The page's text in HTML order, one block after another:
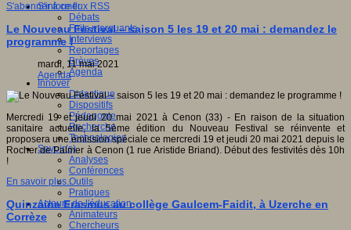
S'informer
Débats
Faits marquants
Interviews
Reportages
Brèves
Agenda
Innover
Didactique
Dispositifs
Pédagogie
Recherche
Technologies
Savoir(s)
Analyses
Conférences
Outils
Pratiques
Acteurs de l'éducation
Animateurs
Chercheurs
S'abonner à ce flux RSS
Le Nouveau Festival – saison 5 les 19 et 20 mai : demandez le
programme !
mardi, 11 mai 2021
Agenda
Mercredi 19 et jeudi 20 mai 2021 à Cenon (33) - En raison de la situation
sanitaire actuelle, la 5ème édition du Nouveau Festival se réinvente et
proposera une émission spéciale ce mercredi 19 et jeudi 20 mai 2021 depuis le
Rocher de Palmer à Cenon (1 rue Aristide Briand). Début des festivités dès 10h
!
En savoir plus...
Quinzaine Erasmus au collège Gaulcem-Faidit, à Uzerche en
Corrèze